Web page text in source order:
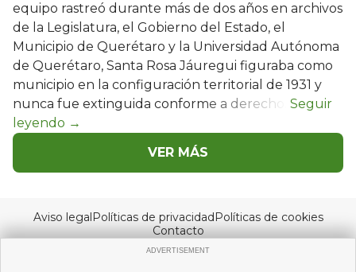
equipo rastreó durante más de dos años en archivos
de la Legislatura, el Gobierno del Estado, el
Municipio de Querétaro y la Universidad Autónoma
de Querétaro, Santa Rosa Jáuregui figuraba como
municipio en la configuración territorial de 1931 y
nunca fue extinguida conforme a derecho.
VER MÁS
Aviso legalPolíticas de privacidadPolíticas de cookies
Contacto